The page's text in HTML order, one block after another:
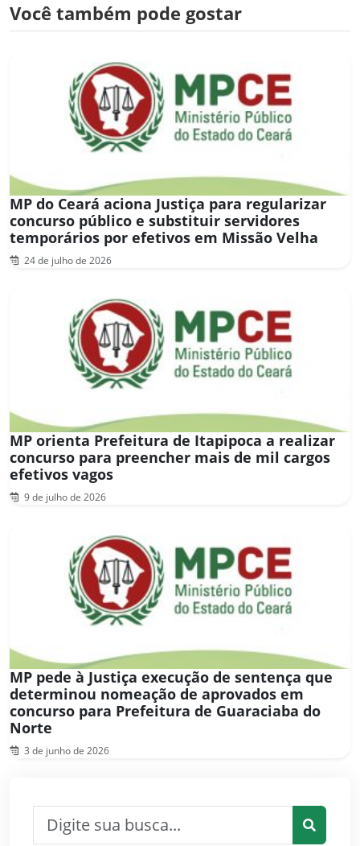
Você também pode gostar
MP do Ceará aciona Justiça para regularizar
concurso público e substituir servidores
temporários por efetivos em Missão Velha
24 de julho de 2026
MP orienta Prefeitura de Itapipoca a realizar
concurso para preencher mais de mil cargos
efetivos vagos
9 de julho de 2026
MP pede à Justiça execução de sentença que
determinou nomeação de aprovados em
concurso para Prefeitura de Guaraciaba do
Norte
3 de junho de 2026